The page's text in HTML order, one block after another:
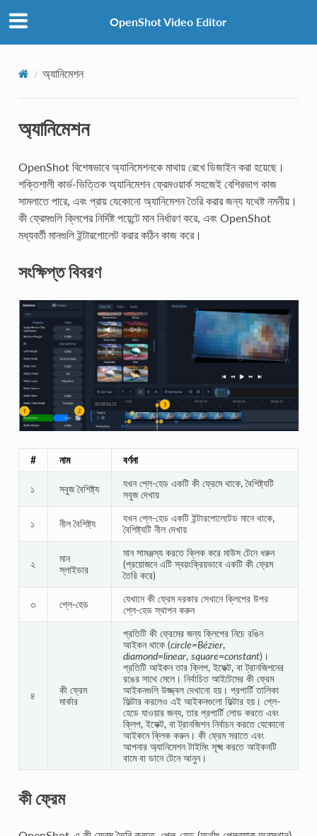
OpenShot Video Editor
অ্যানিমেশন
অ্যানিমেশন
OpenShot বিশেষভাবে অ্যানিমেশনকে মাথায় রেখে ডিজাইন করা হয়েছে।
শক্তিশালী কার্ভ-ভিত্তিক অ্যানিমেশন ফ্রেমওয়ার্ক সহজেই বেশিরভাগ কাজ
সামলাতে পারে, এবং প্রায় যেকোনো অ্যানিমেশন তৈরি করার জন্য যথেষ্ট নমনীয়।
কী ফ্রেমগুলি ক্লিপের নির্দিষ্ট পয়েন্টে মান নির্ধারণ করে, এবং OpenShot
মধ্যবর্তী মানগুলি ইন্টারপোলেট করার কঠিন কাজ করে।
সংক্ষিপ্ত বিবরণ
# নাম বর্ণনা
১ সবুজ বৈশিষ্ট্য
যখন প্লে-হেড একটি কী ফ্রেমে থাকে, বৈশিষ্ট্যটি
সবুজ দেখায়
১ নীল বৈশিষ্ট্য
যখন প্লে-হেড একটি ইন্টারপোলেটেড মানে থাকে,
বৈশিষ্ট্যটি নীল দেখায়
২
মান
স্লাইডার
মান সামঞ্জস্য করতে ক্লিক করে মাউস টেনে ধরুন
(প্রয়োজনে এটি স্বয়ংক্রিয়ভাবে একটি কী ফ্রেম
তৈরি করে)
৩ প্লে-হেড
যেখানে কী ফ্রেম দরকার সেখানে ক্লিপের উপর
প্লে-হেড স্থাপন করুন
৪
কী ফ্রেম
মার্কার
প্রতিটি কী ফ্রেমের জন্য ক্লিপের নিচে রঙিন
আইকন থাকে (circle=Bézier,
diamond=linear, square=constant)।
প্রতিটি আইকন তার ক্লিপ, ইফেক্ট, বা ট্রানজিশনের
রঙের সাথে মেলে। নির্বাচিত আইটেমের কী ফ্রেম
আইকনগুলি উজ্জ্বল দেখানো হয়। প্রপার্টি তালিকা
ফিল্টার করলেও এই আইকনগুলো ফিল্টার হয়। প্লে-
হেডে যাওয়ার জন্য, তার প্রপার্টি লোড করতে এবং
ক্লিপ, ইফেক্ট, বা ট্রানজিশন নির্বাচন করতে যেকোনো
আইকনে ক্লিক করুন। কী ফ্রেম সরাতে এবং
আপনার অ্যানিমেশন টাইমিং সূক্ষ্ম করতে আইকনটি
বামে বা ডানে টেনে আনুন।
কী ফ্রেম